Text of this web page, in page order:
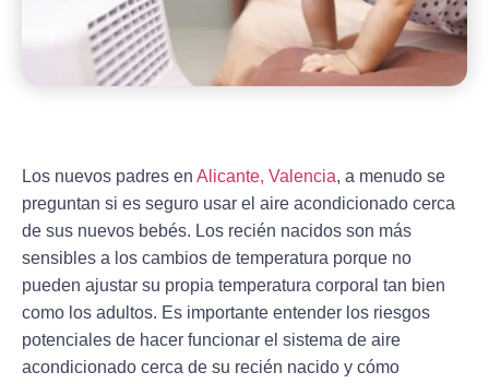
Los nuevos padres en Alicante, Valencia, a menudo se
preguntan si es seguro usar el aire acondicionado cerca
de sus nuevos bebés. Los recién nacidos son más
sensibles a los cambios de temperatura porque no
pueden ajustar su propia temperatura corporal tan bien
como los adultos. Es importante entender los riesgos
potenciales de hacer funcionar el sistema de aire
acondicionado cerca de su recién nacido y cómo